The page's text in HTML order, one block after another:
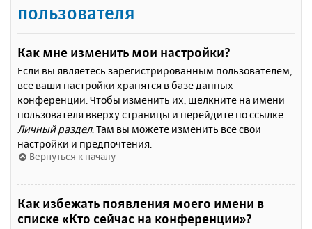
пользователя
Как мне изменить мои настройки?
Если вы являетесь зарегистрированным пользователем,
все ваши настройки хранятся в базе данных
конференции. Чтобы изменить их, щёлкните на имени
пользователя вверху страницы и перейдите по ссылке
Личный раздел. Там вы можете изменить все свои
настройки и предпочтения.
Вернуться к началу
Как избежать появления моего имени в
списке «Кто сейчас на конференции»?